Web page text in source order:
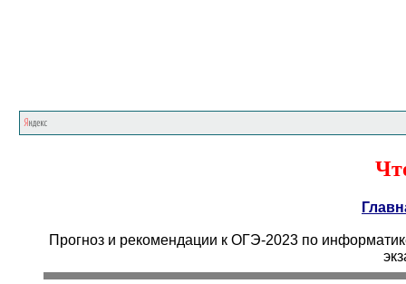
Прогноз и рекомендации к ОГЭ-2023 по